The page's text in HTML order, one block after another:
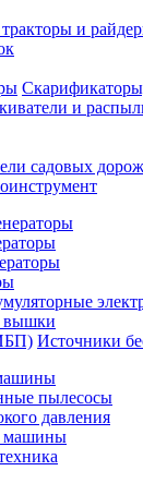
и
и
садовых
вышки
Источники
пылесосы
давления
машины